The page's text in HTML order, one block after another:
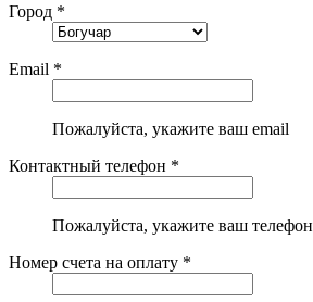
Город *
Email *
Пожалуйста, укажите ваш email
Контактный телефон *
Пожалуйста, укажите ваш телефон
Номер счета на оплату *